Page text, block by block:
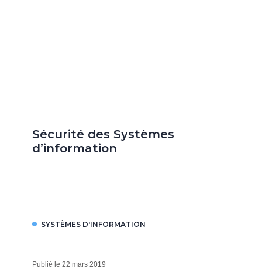
Sécurité des Systèmes
d’information
SYSTÈMES D'INFORMATION
Publié le 22 mars 2019